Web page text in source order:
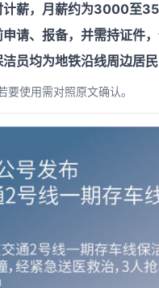
薪，月薪约为3000至
请、报备，并需持证件
员均为地铁沿线周边居
使用需对照原文确认。